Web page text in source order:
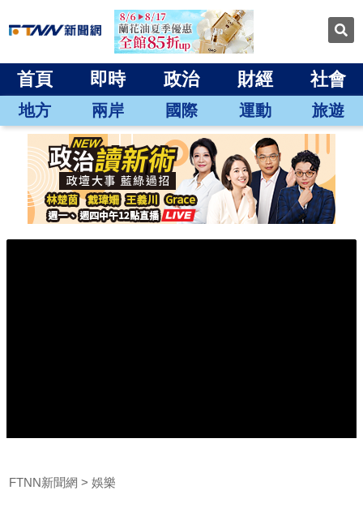
首頁 即時 政治 財經 社會
地方 兩岸 國際 運動 旅遊
FTNN新聞網 娛樂